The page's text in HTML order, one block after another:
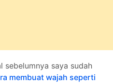
sebelumnya saya sudah
membuat wajah seperti